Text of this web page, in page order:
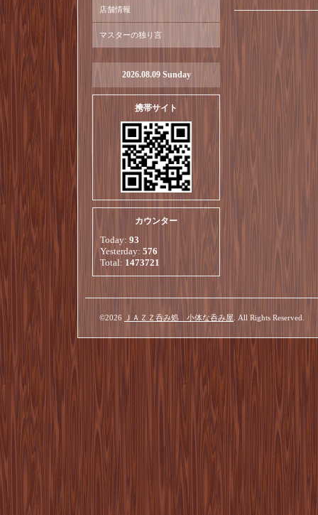
店舗情報
マスターの独り言
2026.08.09 Sunday
携帯サイト
カウンター
Today: 93
Yesterday: 576
Total: 1473721
©2026 ＪＡＺＺ呑み処 小体な呑み屋 . All Rights Reserved.